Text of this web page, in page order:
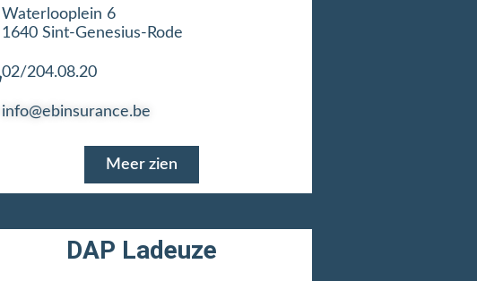
Waterlooplein 6
1640 Sint-Genesius-Rode
02/204.08.20
info@ebinsurance.be
Meer zien
DAP Ladeuze